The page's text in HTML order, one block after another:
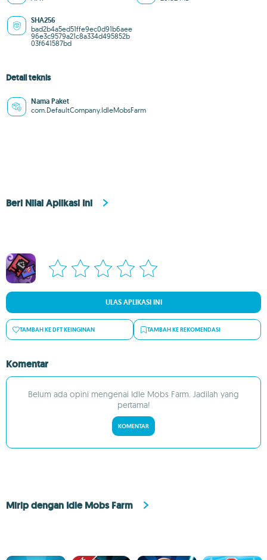
SHA256
bad2b4a5ed51ffe9ec0d91b6aee
96e3c9579a21c8a334d495852b
03f641587bd
Detail teknis
Nama Paket
com.DefaultCompany.IdleMobsFarm
Beri Nilai Aplikasi Ini
ULAS APLIKASI INI
TAMBAH KE DFT KEINGINAN TAMBAH KE REKOMENDASI
Komentar
Belum ada opini mengenai Idle Mobs Farm. Jadilah yang
pertama!
KOMENTAR
Mirip dengan Idle Mobs Farm